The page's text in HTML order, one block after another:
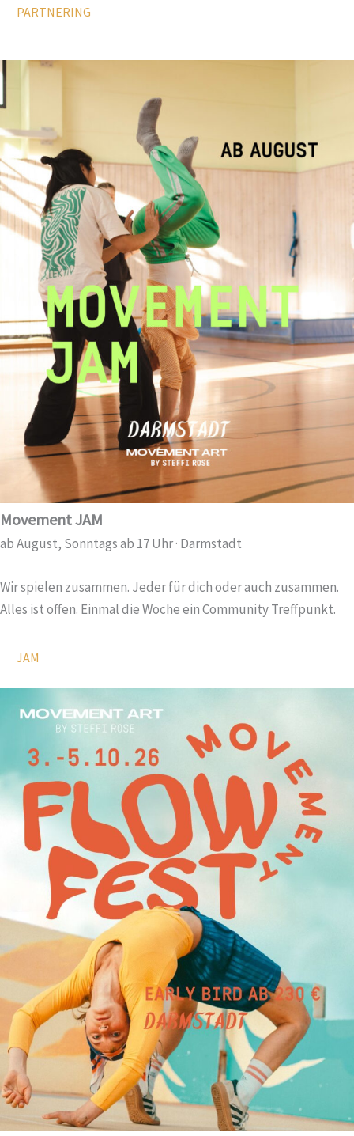
PARTNERING
Movement JAM
ab August, Sonntags ab 17 Uhr · Darmstadt
Wir spielen zusammen. Jeder für dich oder auch zusammen.
Alles ist offen. Einmal die Woche ein Community Treffpunkt.
JAM